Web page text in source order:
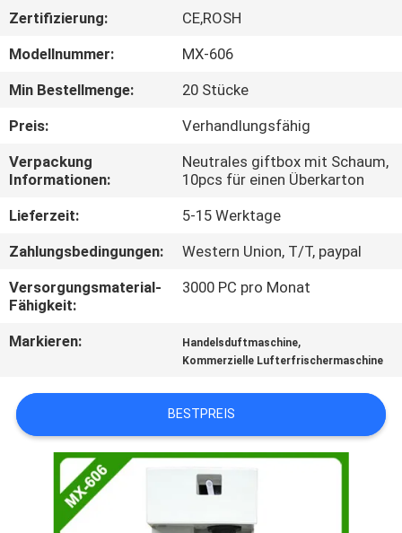
QUALITÄTSKONTROLLE
TRETEN
SIE
MIT
UNS
IN
VERBINDUNG
ZITAT
SHOPPING
ONLINE
Zertifizierung:
CE,ROSH
Modellnummer:
MX-606
Min Bestellmenge:
20 Stücke
Preis:
Verhandlungsfähig
Verpackung
Informationen:
Neutrales giftbox mit Schaum,
10pcs für einen Überkarton
Lieferzeit:
5-15 Werktage
Zahlungsbedingungen:
Western Union, T/T, paypal
Versorgungsmaterial-
Fähigkeit:
3000 PC pro Monat
Markieren: Handelsduftmaschine,
Kommerzielle Lufterfrischermaschine
BESTPREIS